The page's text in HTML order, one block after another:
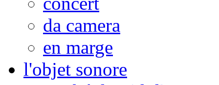
da camera
en marge
l'objet sonore